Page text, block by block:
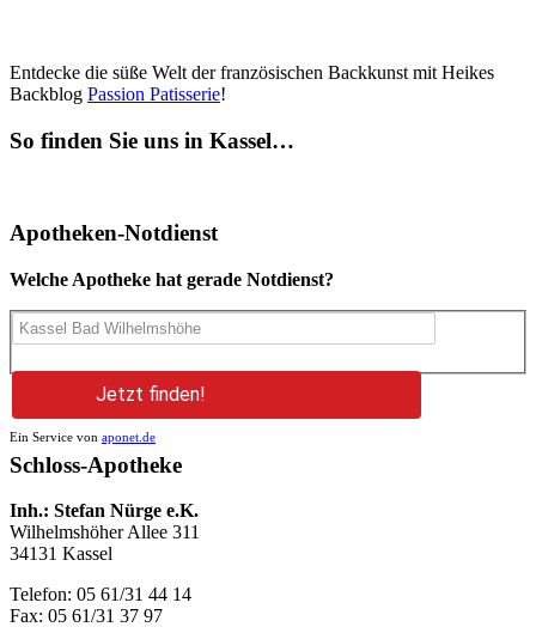
Entdecke die süße Welt der französischen Backkunst mit Heikes
Backblog Passion Patisserie!
So finden Sie uns in Kassel…
Apotheken-Notdienst
Welche Apotheke hat gerade Notdienst?
Jetzt finden!
Ein Service von aponet.de
Schloss-Apotheke
Inh.: Stefan Nürge e.K.
Wilhelmshöher Allee 311
34131 Kassel
Telefon: 05 61/31 44 14
Fax: 05 61/31 37 97